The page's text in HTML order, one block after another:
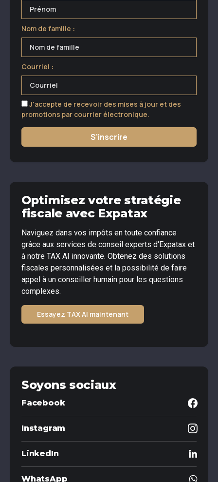
Nom de famille :
Courriel :
J'accepte de recevoir des mises à jour et des
promotions par courrier électronique.
S'inscrire
Optimisez votre stratégie
fiscale avec Expatax
Naviguez dans vos impôts en toute confiance
grâce aux services de conseil experts d'Expatax et
à notre TAX AI innovante. Obtenez des solutions
fiscales personnalisées et la possibilité de faire
appel à un conseiller humain pour les questions
complexes.
Essayez TAX AI maintenant
Soyons sociaux
Facebook
Instagram
LinkedIn
WhatsApp